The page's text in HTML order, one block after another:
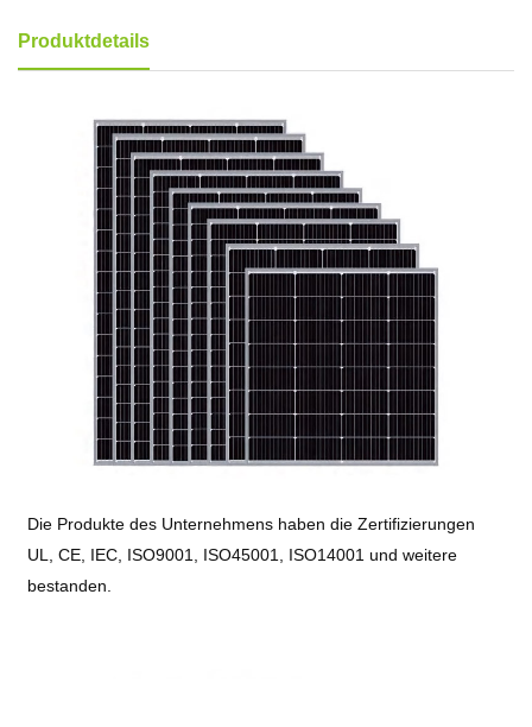
Produktdetails
Die Produkte des Unternehmens haben die Zertifizierungen
UL, CE, IEC, ISO9001, ISO45001, ISO14001 und weitere
bestanden.